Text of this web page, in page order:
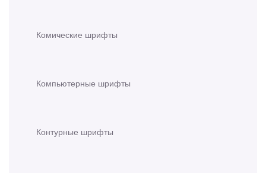
Комические шрифты
Компьютерные шрифты
Контурные шрифты